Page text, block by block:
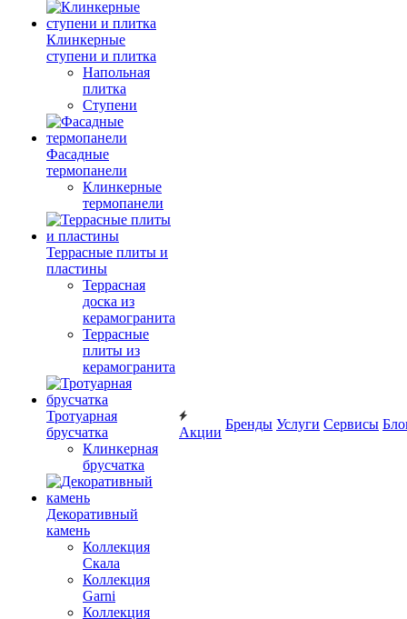
Клинкерные
ступени и плитка
Напольная
плитка
Ступени
Фасадные
термопанели
Клинкерные
термопанели
Террасные плиты и
пластины
Террасная
доска из
керамогранита
Террасные
плиты из
керамогранита
Тротуарная
брусчатка
Клинкерная
брусчатка
Декоративный
камень
Коллекция
Скала
Коллекция
Garni
Коллекция
Акции
Бренды Услуги Сервисы